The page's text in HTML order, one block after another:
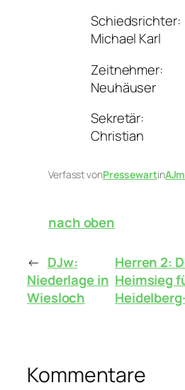
Schiedsrichter:
Michael Karl
Neuhäuser
Sekretär:
Christian
Verfasst vonPressewartinAJm
nach oben
← DJw:
Niederlage in
Wiesloch
Herren 2:
Heimsieg
Kommentare